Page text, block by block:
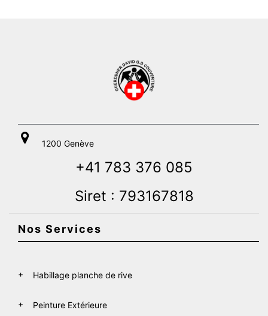
1200 Genève
+41 783 376 085
Siret : 793167818
Nos Services
Habillage planche de rive
Peinture Extérieure